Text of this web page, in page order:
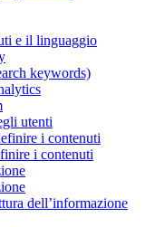
e il linguaggio
keywords)
utenti
i contenuti
i contenuti
dell’informazione